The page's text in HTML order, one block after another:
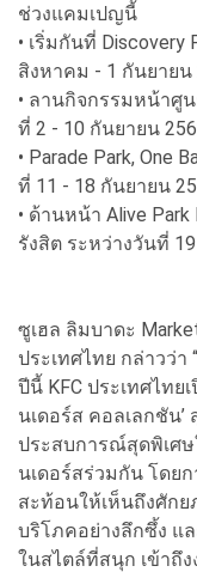
ช่วงแคมเปญนี้
• เริ่มกันที่ Discovery
สิงหาคม - 1 กันยายน
• ลานกิจกรรมหน้าศู
ที่ 2 - 10 กันยายน
• Parade Park, One
ที่ 11 - 18 กันยายน
• ด้านหน้า Alive
รังสิต ระหว่างวันที่
ซูเฮล ลิมบาดะ
ประเทศไทย กล่าวว่า
ปีนี้ KFC ประเทศไทย
นเดอร์ส คอลเลกชัน
ประสบการณ์สุดพิเศ
นเดอร์สร่วมกัน โดย
สะท้อนให้เห็นถึงศักย
บริโภคอย่างลึกซึ้ง แล
ในสไตล์ที่สนุก เข้าถึ